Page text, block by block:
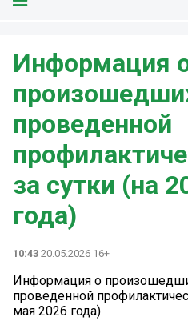
Информация
проведенной
за сутки (на
года)
10:43 20.05.2026 16+
Информация о
проведенной
мая 2026 года)